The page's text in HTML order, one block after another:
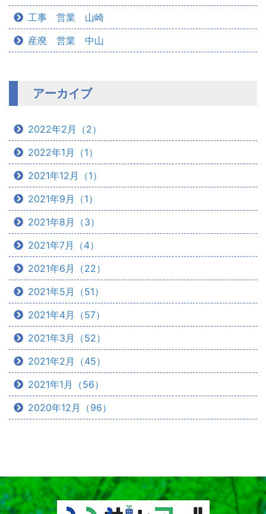
工事 営業 山崎
産廃 営業 中山
アーカイブ
2022年2月（2）
2022年1月（1）
2021年12月（1）
2021年9月（1）
2021年8月（3）
2021年7月（4）
2021年6月（22）
2021年5月（51）
2021年4月（57）
2021年3月（52）
2021年2月（45）
2021年1月（56）
2020年12月（96）